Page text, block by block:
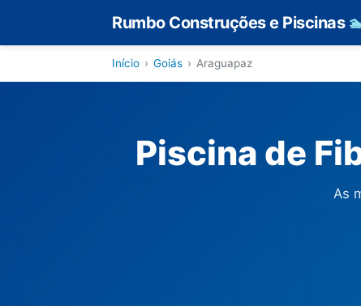
Rumbo Construções e Piscinas
Início › Goiás › Araguapaz
Piscina de
As